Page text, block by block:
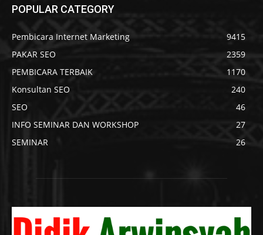
POPULAR CATEGORY
Pembicara Internet Marketing
9415
PAKAR SEO
2359
PEMBICARA TERBAIK
1170
Konsultan SEO
240
SEO
46
INFO SEMINAR DAN WORKSHOP
27
SEMINAR
26